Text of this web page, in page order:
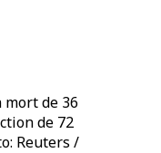
mort de 36
de 72
Reuters /